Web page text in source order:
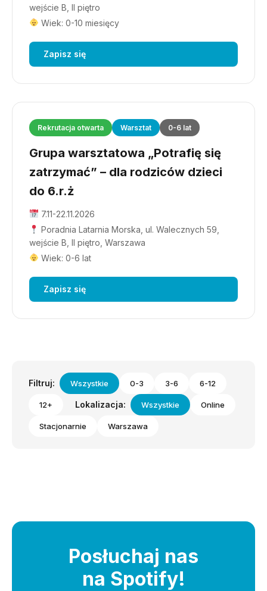
wejście B, II piętro
Wiek: 0-10 miesięcy
Zapisz się
Rekrutacja otwarta Warsztat 0-6 lat
Grupa warsztatowa „Potrafię się
zatrzymać” – dla rodziców dzieci
do 6.r.ż
7.11-22.11.2026
Poradnia Latarnia Morska, ul. Walecznych 59,
wejście B, II piętro, Warszawa
Wiek: 0-6 lat
Zapisz się
Filtruj: Wszystkie 0-3 3-6 6-12
12+ Lokalizacja: Wszystkie Online
Stacjonarnie Warszawa
Posłuchaj nas
na Spotify!